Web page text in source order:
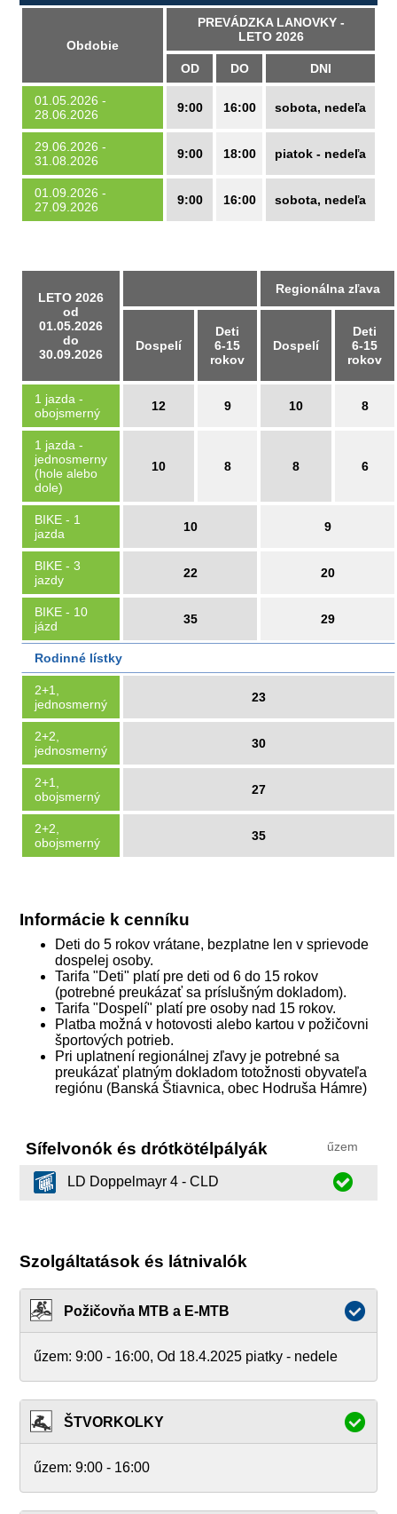
Obdobie
PREVÁDZKA LANOVKY -
LETO 2026
OD DO DNI
01.05.2026 -
28.06.2026
9:00 16:00 sobota, nedeľa
29.06.2026 -
31.08.2026
9:00 18:00 piatok - nedeľa
01.09.2026 -
27.09.2026
9:00 16:00 sobota, nedeľa
LETO 2026
od
01.05.2026
do
30.09.2026
Regionálna zľava
Dospelí
Deti
6-15
rokov
Dospelí
Deti
6-15
rokov
1 jazda -
obojsmerný
12 9 10 8
1 jazda -
jednosmerny
(hole alebo
dole)
10 8 8 6
BIKE - 1
jazda
10 9
BIKE - 3
jazdy
22 20
BIKE - 10
jázd
35 29
Rodinné lístky
2+1,
jednosmerný
23
2+2,
jednosmerný
30
2+1,
obojsmerný
27
2+2,
obojsmerný
35
Informácie k cenníku
Deti do 5 rokov vrátane, bezplatne len v sprievode
dospelej osoby.
Tarifa "Deti" platí pre deti od 6 do 15 rokov
(potrebné preukázať sa príslušným dokladom).
Tarifa "Dospelí" platí pre osoby nad 15 rokov.
Platba možná v hotovosti alebo kartou v požičovni
športových potrieb.
Pri uplatnení regionálnej zľavy je potrebné sa
preukázať platným dokladom totožnosti obyvateľa
regiónu (Banská Štiavnica, obec Hodruša Hámre)
Sífelvonók és drótkötélpályák űzem
LD Doppelmayr 4 - CLD
Szolgáltatások és látnivalók
Požičovňa MTB a E-MTB
űzem: 9:00 - 16:00, Od 18.4.2025 piatky - nedele
ŠTVORKOLKY
űzem: 9:00 - 16:00